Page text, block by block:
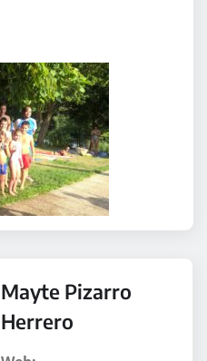
Mayte Pizarro
Herrero